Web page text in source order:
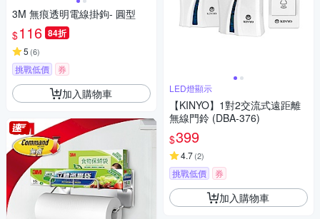
3M 無痕透明電線掛鉤- 圓型
$116 84折
5 (6)
挑戰低價 券
加入購物車 LED燈顯示
【KINYO】1對2交流式遠距離
無線門鈴 (DBA-376)
$399
4.7(2)
挑戰低價 券
加入購物車